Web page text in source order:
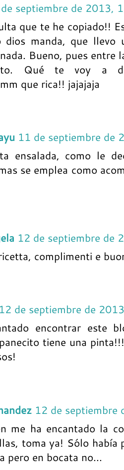
septiembre de 2013,
que te he copiado!!
dios manda, que
Bueno, pues entre
Qué te voy a
que rica!! jajajaja
11 de septiembre de
ensalada, como le
se emplea como
12 de septiembre de
complimenti e
12 de septiembre de
encontrar este
tiene una
12 de septiembre
me ha encantado la
toma ya! Sólo había
pero en bocata no...